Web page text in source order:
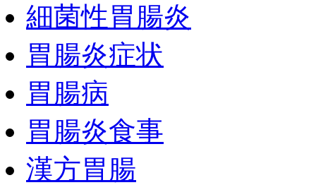
細菌性胃腸炎
胃腸炎症状
胃腸病
胃腸炎食事
漢方胃腸